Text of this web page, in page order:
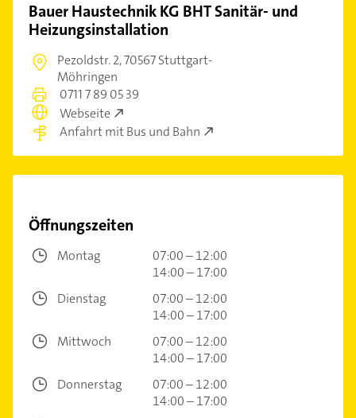
Bauer Haustechnik KG BHT Sanitär- und
Heizungsinstallation
Pezoldstr. 2,70567 Stuttgart-
Möhringen
0711 7 89 05 39
Webseite
Anfahrt mit Bus und Bahn
Öffnungszeiten
Montag
07:00 – 12:00
14:00 – 17:00
Dienstag
07:00 – 12:00
14:00 – 17:00
Mittwoch
07:00 – 12:00
14:00 – 17:00
Donnerstag
07:00 – 12:00
14:00 – 17:00